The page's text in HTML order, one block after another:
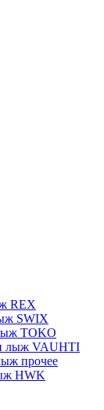
REX
SWIX
TOKO
лыж VAUHTI
прочее
HWK